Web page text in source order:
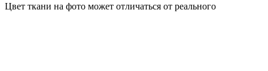
Цвет ткани на фото может отличаться от реального